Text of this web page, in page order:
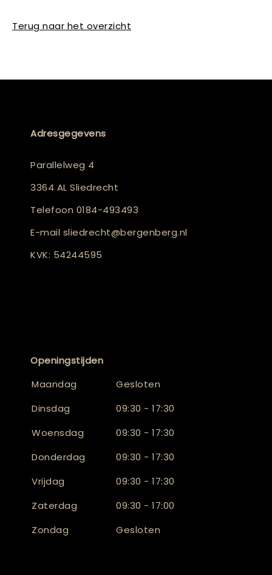
Terug naar het overzicht
Adresgegevens
Parallelweg 4
3364 AL Sliedrecht
Telefoon 0184-493493
E-mail sliedrecht@bergenberg.nl
KVK: 54244595
Openingstijden
Maandag
Gesloten
Dinsdag
09:30 - 17:30
Woensdag
09:30 - 17:30
Donderdag
09:30 - 17:30
Vrijdag
09:30 - 17:30
Zaterdag
09:30 - 17:00
Zondag
Gesloten